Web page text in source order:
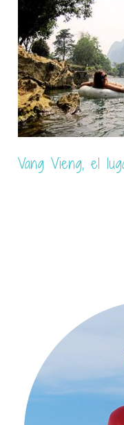
Cataratas Kuang